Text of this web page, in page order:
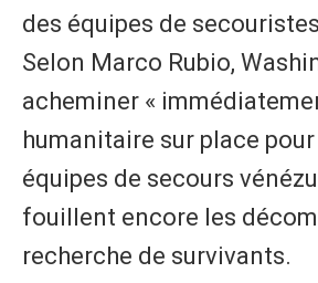
des équipes de
Selon Marco Rubio,
acheminer «
humanitaire sur place
équipes de secours
fouillent encore les
recherche de survivants.